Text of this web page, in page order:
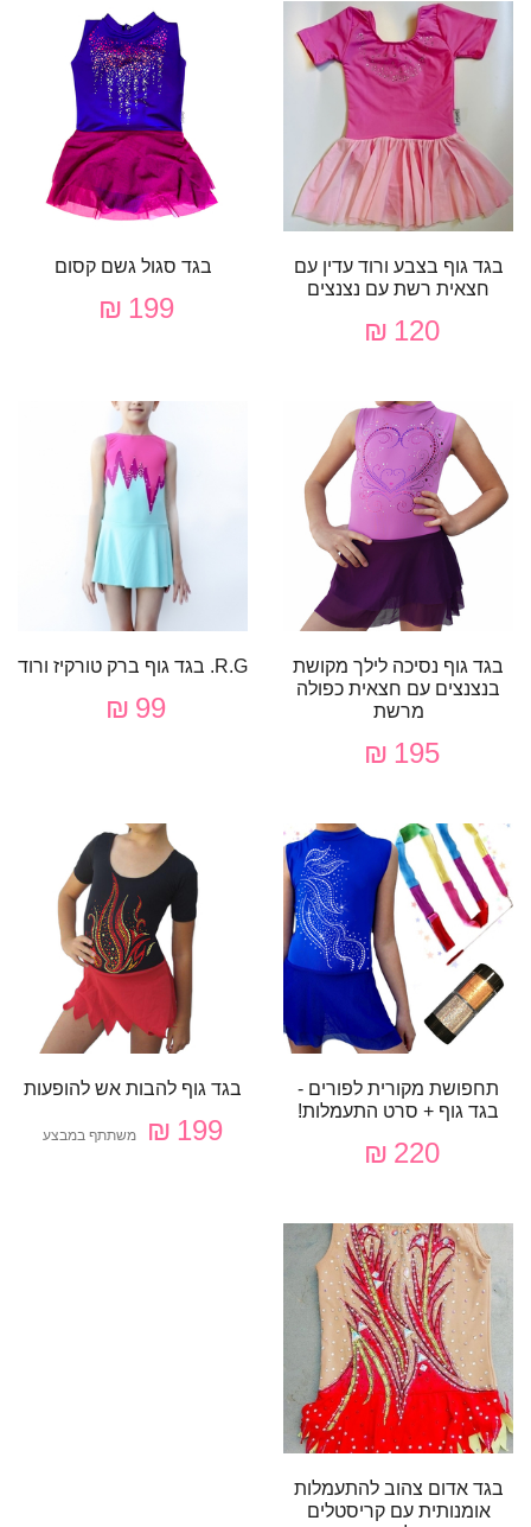
בגד גוף בצבע ורוד עדין עם
חצאית רשת עם נצנצים
120 ₪
בגד סגול גשם קסום
199 ₪
בגד גוף נסיכה לילך מקושת
בנצנצים עם חצאית כפולה
מרשת
195 ₪
R.G. בגד גוף ברק טורקיז ורוד
99 ₪
תחפושת מקורית לפורים -
בגד גוף + סרט התעמלות!
220 ₪
בגד גוף להבות אש להופעות
199 ₪ משתתף במבצע
בגד אדום צהוב להתעמלות
אומנותית עם קריסטלים